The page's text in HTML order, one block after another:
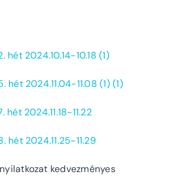
hét 2024.10.14-10.18 (1)
hét 2024.11.04-11.08 (1) (1)
hét 2024.11.18-11.22
hét 2024.11.25-11.29
kedvezményes